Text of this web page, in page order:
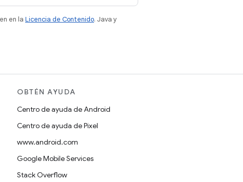
en la Licencia de Contenido. Java y
OBTÉN AYUDA
Centro de ayuda de Android
Centro de ayuda de Pixel
www.android.com
Google Mobile Services
Stack Overflow